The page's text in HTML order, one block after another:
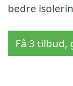
bedre
Få 3